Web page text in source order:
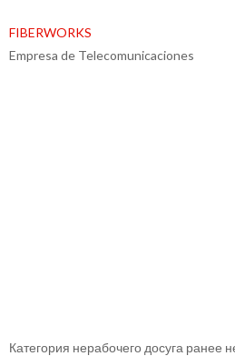
FIBERWORKS
Empresa de Telecomunicaciones
Категория нерабочего досуга ранее